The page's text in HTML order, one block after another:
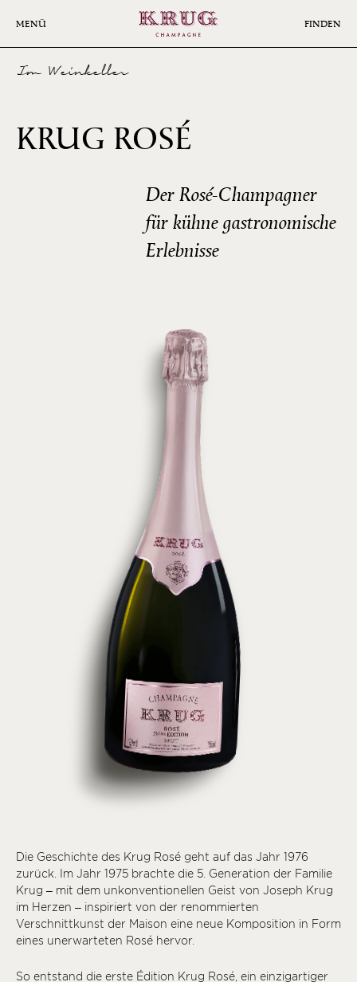
MENÜ FINDEN
Im Weinkeller
KRUG ROSÉ
Der Rosé-Champagner
für kühne gastronomische
Erlebnisse
Die Geschichte des Krug Rosé geht auf das Jahr 1976
zurück. Im Jahr 1975 brachte die 5. Generation der Familie
Krug – mit dem unkonventionellen Geist von Joseph Krug
im Herzen – inspiriert von der renommierten
Verschnittkunst der Maison eine neue Komposition in Form
eines unerwarteten Rosé hervor.
So entstand die erste Édition Krug Rosé, ein einzigartiger